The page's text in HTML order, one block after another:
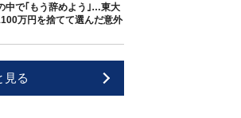
中で｢もう辞めよう｣…東大
万円を捨てて選んだ意外
見る